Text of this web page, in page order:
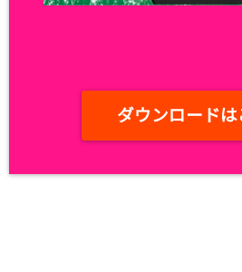
ダウンロードは